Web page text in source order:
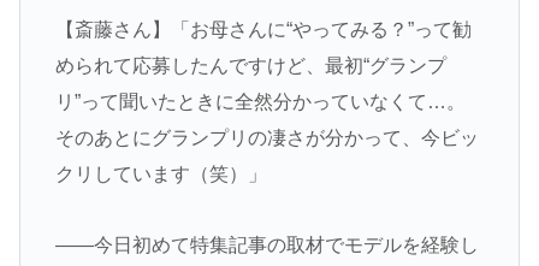
【斎藤さん】「お母さんに“やってみる？”って勧
められて応募したんですけど、最初“グランプ
リ”って聞いたときに全然分かっていなくて…。
そのあとにグランプリの凄さが分かって、今ビッ
クリしています（笑）」
――今日初めて特集記事の取材でモデルを経験し